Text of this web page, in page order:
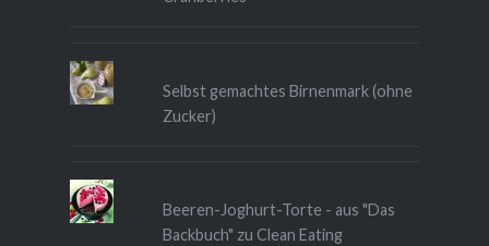
Selbst gemachtes Birnenmark (ohne
Zucker)
Beeren-Joghurt-Torte - aus "Das
Backbuch" zu Clean Eating